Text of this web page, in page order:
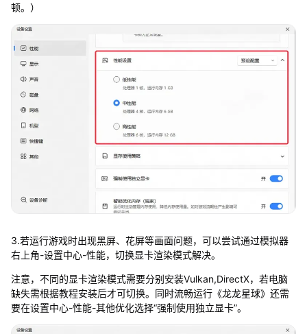
顿。）
3.若运行游戏时出现黑屏、花屏等画面问题，可以尝试通过模拟器
右上角-设置中心-性能，切换显卡渲染模式解决。
注意，不同的显卡渲染模式需要分别安装Vulkan,DirectX，若电脑
缺失需根据教程安装后才可切换。同时流畅运行《龙龙星球》还需
要在设置中心-性能-其他优化选择“强制使用独立显卡”。